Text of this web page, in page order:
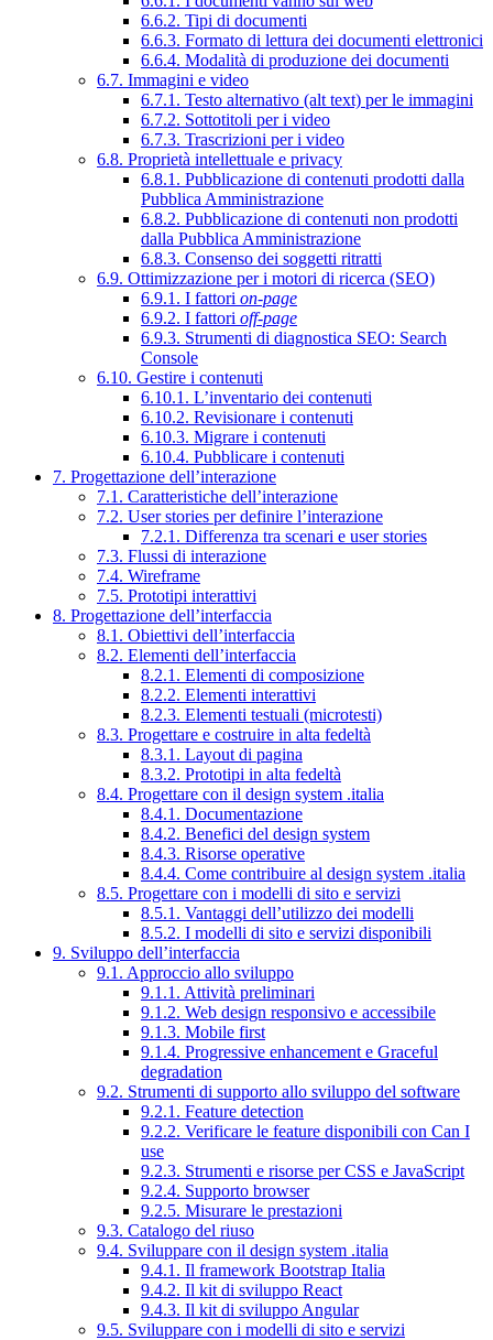
6.6.2. Tipi di documenti
6.6.3. Formato di lettura dei documenti elettronici
6.6.4. Modalità di produzione dei documenti
6.7. Immagini e video
6.7.1. Testo alternativo (alt text) per le immagini
6.7.2. Sottotitoli per i video
6.7.3. Trascrizioni per i video
6.8. Proprietà intellettuale e privacy
6.8.1. Pubblicazione di contenuti prodotti dalla
Pubblica Amministrazione
6.8.2. Pubblicazione di contenuti non prodotti
dalla Pubblica Amministrazione
6.8.3. Consenso dei soggetti ritratti
6.9. Ottimizzazione per i motori di ricerca (SEO)
6.9.1. I fattori on-page
6.9.2. I fattori off-page
6.9.3. Strumenti di diagnostica SEO: Search
Console
6.10. Gestire i contenuti
6.10.1. L’inventario dei contenuti
6.10.2. Revisionare i contenuti
6.10.3. Migrare i contenuti
6.10.4. Pubblicare i contenuti
7. Progettazione dell’interazione
7.1. Caratteristiche dell’interazione
7.2. User stories per definire l’interazione
7.2.1. Differenza tra scenari e user stories
7.3. Flussi di interazione
7.4. Wireframe
7.5. Prototipi interattivi
8. Progettazione dell’interfaccia
8.1. Obiettivi dell’interfaccia
8.2. Elementi dell’interfaccia
8.2.1. Elementi di composizione
8.2.2. Elementi interattivi
8.2.3. Elementi testuali (microtesti)
8.3. Progettare e costruire in alta fedeltà
8.3.1. Layout di pagina
8.3.2. Prototipi in alta fedeltà
8.4. Progettare con il design system .italia
8.4.1. Documentazione
8.4.2. Benefici del design system
8.4.3. Risorse operative
8.4.4. Come contribuire al design system .italia
8.5. Progettare con i modelli di sito e servizi
8.5.1. Vantaggi dell’utilizzo dei modelli
8.5.2. I modelli di sito e servizi disponibili
9. Sviluppo dell’interfaccia
9.1. Approccio allo sviluppo
9.1.1. Attività preliminari
9.1.2. Web design responsivo e accessibile
9.1.3. Mobile first
9.1.4. Progressive enhancement e Graceful
degradation
9.2. Strumenti di supporto allo sviluppo del software
9.2.1. Feature detection
9.2.2. Verificare le feature disponibili con Can I
use
9.2.3. Strumenti e risorse per CSS e JavaScript
9.2.4. Supporto browser
9.2.5. Misurare le prestazioni
9.3. Catalogo del riuso
9.4. Sviluppare con il design system .italia
9.4.1. Il framework Bootstrap Italia
9.4.2. Il kit di sviluppo React
9.4.3. Il kit di sviluppo Angular
9.5. Sviluppare con i modelli di sito e servizi